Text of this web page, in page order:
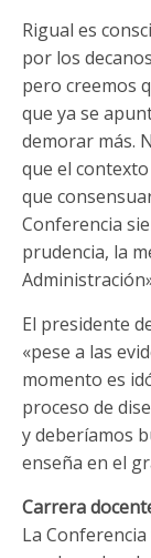
Rigual es
por los
pero creemos
que ya se
demorar más.
que el
que
Conferencia
prudencia, la
El presidente
«pese a las
momento es
proceso de
y deberíamos
enseña en el
Carrera
La